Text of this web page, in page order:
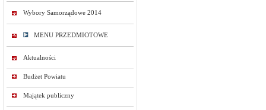
Wybory Samorządowe 2014
MENU PRZEDMIOTOWE
Aktualności
Budżet Powiatu
Majątek publiczny